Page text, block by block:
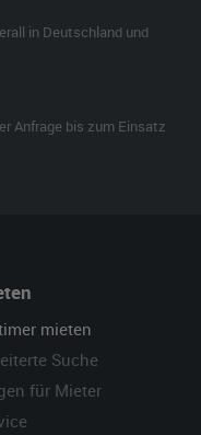
in Deutschland und
Anfrage bis zum Einsatz
mieten
Suche
für Mieter